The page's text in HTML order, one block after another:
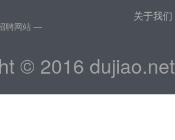
聘网站 —
关于我们
© 2016